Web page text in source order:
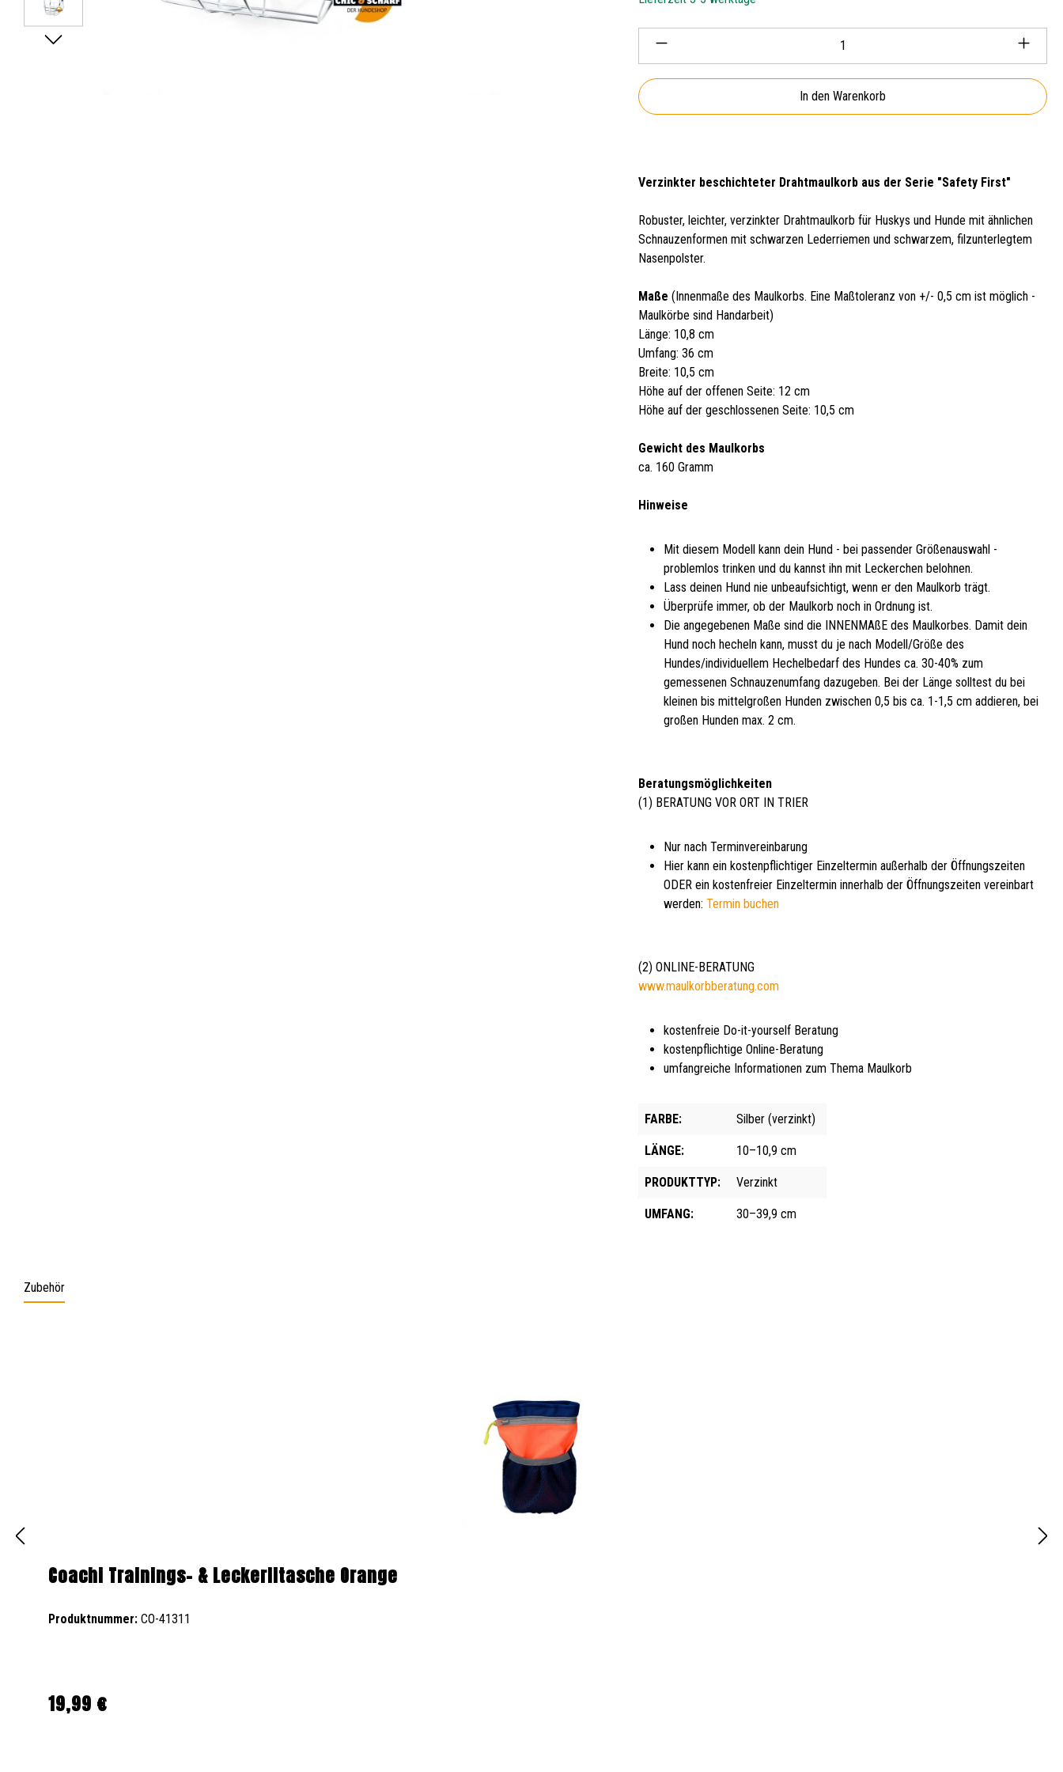
Produkt Anzahl: Gib den gewünschten Wert ein oder
In den Warenkorb
Verzinkter beschichteter Drahtmaulkorb aus der Serie "Safety First"
Robuster, leichter, verzinkter Drahtmaulkorb für Huskys und Hunde mit ähnlichen
Schnauzenformen mit schwarzen Lederriemen und schwarzem, filzunterlegtem
Nasenpolster.
Maße(Innenmaße des Maulkorbs. Eine Maßtoleranz von +/- 0,5 cm ist möglich -
Maulkörbe sind Handarbeit)
Länge: 10,8 cm
Umfang: 36 cm
Breite: 10,5 cm
Höhe auf der offenen Seite: 12 cm
Höhe auf der geschlossenen Seite: 10,5 cm
Gewicht des Maulkorbs
ca. 160 Gramm
Hinweise
Mit diesem Modell kann dein Hund - bei passender Größenauswahl -
problemlos trinken und du kannst ihn mit Leckerchen belohnen.
Lass deinen Hund nie unbeaufsichtigt, wenn er den Maulkorb trägt.
Überprüfe immer, ob der Maulkorb noch in Ordnung ist.
Die angegebenen Maße sind die INNENMAßE des Maulkorbes. Damit dein
Hund noch hecheln kann, musst du je nach Modell/Größe des
Hundes/individuellem Hechelbedarf des Hundes ca. 30-40% zum
gemessenen Schnauzenumfang dazugeben. Bei der Länge solltest du bei
kleinen bis mittelgroßen Hunden zwischen 0,5 bis ca. 1-1,5 cm addieren, bei
großen Hunden max. 2 cm.
Beratungsmöglichkeiten
(1) BERATUNG VOR ORT IN TRIER
Nur nach Terminvereinbarung
Hier kann ein kostenpflichtiger Einzeltermin außerhalb der Öffnungszeiten
ODER ein kostenfreier Einzeltermin innerhalb der Öffnungszeiten vereinbart
werden:Termin buchen
(2) ONLINE-BERATUNG
www.maulkorbberatung.com
kostenfreie Do-it-yourself Beratung
kostenpflichtige Online-Beratung
umfangreiche Informationen zum Thema Maulkorb
FARBE: Silber (verzinkt)
LÄNGE: 10–10,9 cm
PRODUKTTYP: Verzinkt
UMFANG: 30–39,9 cm
Zubehör
Coachi Trainings- & Leckerlitasche Orange
Produktnummer: CO-41311
Regulärer Preis:
19,99 €